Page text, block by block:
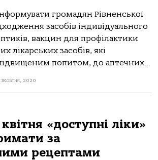
громадян Рівненської
засобів індивідуального
вакцин для профілактики
лікарських засобів, які
попитом, до аптечних...
Жовтня, 2020
«доступні ліки»
за
рецептами